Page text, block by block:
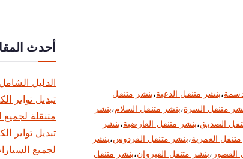
،بنشر متنقل الدعية،بنشر متنقل
متنقل السرة،بنشر متنقل السلام،بنشر
الصديق،بنشر متنقل العارضية،بنشر
العمرية،بنشر متنقل الفردوس،بنشر
القصور ،بنشر متنقل القيروان،بنشر متنقل
أحدث
الدليل
تبديل تواير
متنقلة لجميع
تبديل تواير
لجميع